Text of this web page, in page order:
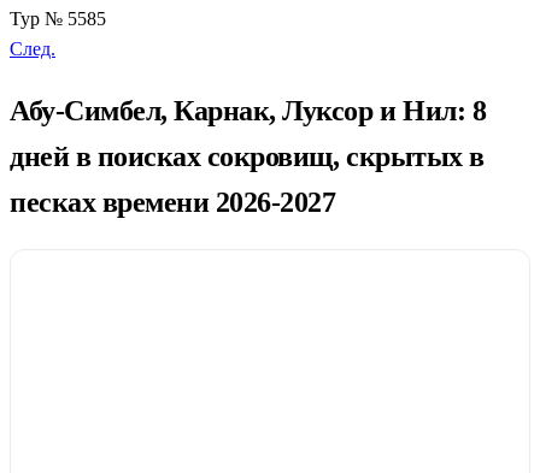
Тур № 5585
След.
Абу-Симбел, Карнак, Луксор и Нил: 8
дней в поисках сокровищ, скрытых в
песках времени 2026-2027